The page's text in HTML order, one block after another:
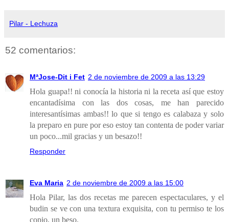
Pilar - Lechuza
52 comentarios:
MªJose-Dit i Fet 2 de noviembre de 2009 a las 13:29
Hola guapa!! ni conocía la historia ni la receta así que estoy
encantadísima con las dos cosas, me han parecido
interesantísimas ambas!! lo que si tengo es calabaza y solo
la preparo en pure por eso estoy tan contenta de poder variar
un poco...mil gracias y un besazo!!
Responder
Eva Maria 2 de noviembre de 2009 a las 15:00
Hola Pilar, las dos recetas me parecen espectaculares, y el
budin se ve con una textura exquisita, con tu permiso te los
copio, un beso.